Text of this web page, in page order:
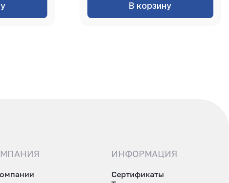
В корзину
ИНФОРМАЦИЯ
Сертификаты